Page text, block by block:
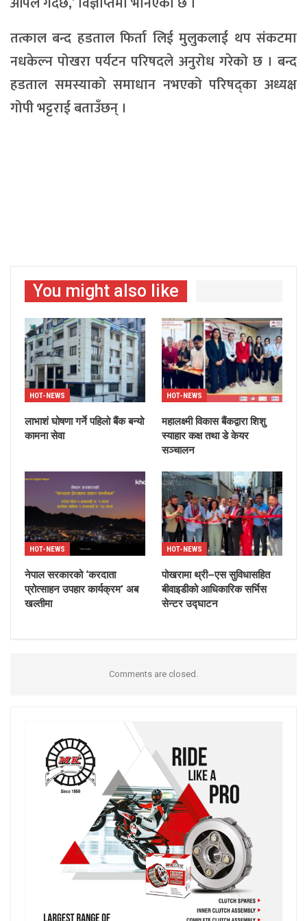
तत्काल बन्द हडताल फिर्ता लिई मुलुकलाई थप संकटमा
नधकेल्न पोखरा पर्यटन परिषदले अनुरोध गरेको छ । बन्द
हडताल समस्याको समाधान नभएको परिषद्का अध्यक्ष
गोपी भट्टराई बताउँछन् ।
You might also like
HOT-NEWS
लाभाशं घोषणा गर्ने पहिलो बैंक बन्यो
कामना सेवा
HOT-NEWS
महालक्ष्मी विकास बैंकद्वारा शिशु
स्याहार कक्ष तथा डे केयर
सञ्चालन
HOT-NEWS
नेपाल सरकारको ‘करदाता
प्रोत्साहन उपहार कार्यक्रम’ अब
खल्तीमा
HOT-NEWS
पोखरामा थ्री–एस सुविधासहित
बीवाइडीको आधिकारिक सर्भिस
सेन्टर उद्घाटन
Comments are closed.